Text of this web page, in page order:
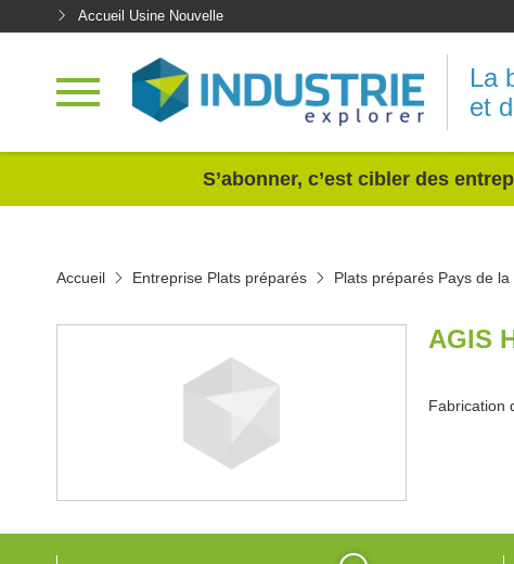
Accueil Usine Nouvelle
La
et
S’abonner, c’est cibler des
Accueil Entreprise Plats préparés Plats préparés Pays de la
AGIS
Fabrication